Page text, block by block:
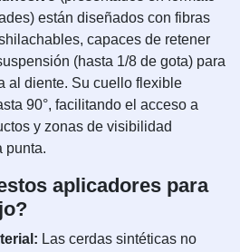
están diseñados con fibras
capaces de retener
(hasta 1/8 de gota) para
al diente. Su cuello flexible
90°, facilitando el acceso a
y zonas de visibilidad
punta.
aplicadores para
Las cerdas sintéticas no